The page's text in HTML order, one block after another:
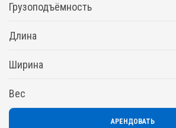
Грузоподъёмность
Длина
Ширина
Вес
АРЕНДОВАТЬ